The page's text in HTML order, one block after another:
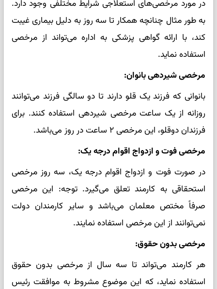
در مورد مرخصی‌های استعلاجی شرایط مختلفی وجود دارد.
به طور مثال چنانچه همکار تا سه روز به دلیل بیماری غیبت
کند، با ارائه گواهی پزشکی به اداره می‌تواند از مرخصی
استفاده نماید.
مرخصی شیردهی بانوان:
بانوانی که فرزند یک قلو دارند تا دو سالگی فرزند می‌توانند
روزانه از یک ساعت مرخصی شیردهی استفاده کنند. برای
فرزندان دوقلو، این مرخصی ۲ ساعت در روز می‌باشد.
مرخصی فوت و ازدواج اقوام درجه یک:
در صورت فوت و ازدواج اقوام درجه یک، سه روز مرخصی
استحقاقی به کارمند تعلق می‌گیرد. توجه: این مرخصی
صرفاً مختص معلمان می‌باشد و سایر کارمندان دولت
نمی‌توانند از این مرخصی استفاده نمایند.
مرخصی بدون حقوق:
هر کارمند می‌تواند تا سه سال از مرخصی بدون حقوق
استفاده نماید، که این موضوع مشروط به موافقت رئیس